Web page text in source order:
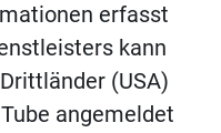
erfasst
kann
(USA)
angemeldet